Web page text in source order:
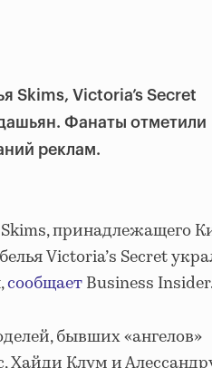
Skims, Victoria’s Secret
Фанаты отметили
реклам.
принадлежащего
Victoria’s Secret
сообщаетBusiness
бывших «ангелов»